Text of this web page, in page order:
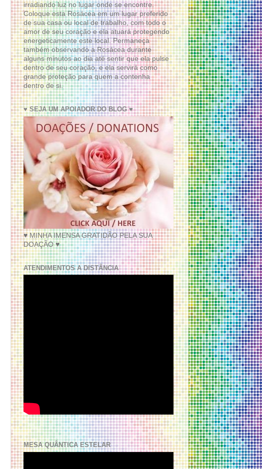
irradiando luz no lugar onde se encontre.
Coloque esta Rosácea em um lugar preferido
de sua casa ou local de trabalho, com todo o
amor de seu coração e ela atuará protegendo
energeticamente este local. Permaneça
também observando a Rosácea durante
alguns minutos ao dia até sentir que ela pulse
dentro de seu coração, e ela servirá como
grande proteção para quem a contenha
dentro de si.
♥ SEJA UM APOIADOR DO BLOG ♥
♥ MINHA IMENSA GRATIDÃO PELA SUA
DOAÇÃO ♥
ATENDIMENTOS A DISTÂNCIA
MESA QUÂNTICA ESTELAR